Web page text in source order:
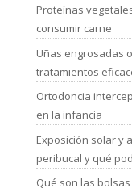
Proteínas
consumir carne
Uñas engrosadas
tratamientos
Ortodoncia
en la infancia
Exposición solar y
peribucal y qué
Qué son las